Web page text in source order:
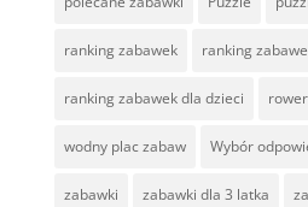
ranking zabawek ranking
ranking zabawek dla dzieci
wodny plac zabaw Wybór
zabawki zabawki dla 3 latka